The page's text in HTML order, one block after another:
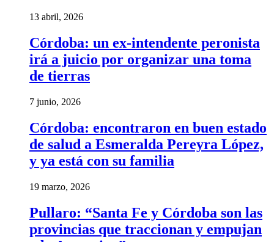
13 abril, 2026
Córdoba: un ex-intendente peronista
irá a juicio por organizar una toma
de tierras
7 junio, 2026
Córdoba: encontraron en buen estado
de salud a Esmeralda Pereyra López,
y ya está con su familia
19 marzo, 2026
Pullaro: “Santa Fe y Córdoba son las
provincias que traccionan y empujan